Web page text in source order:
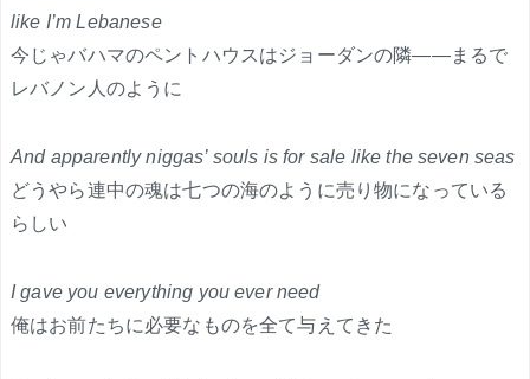
like I’m Lebanese
今じゃバハマのペントハウスはジョーダンの隣——まるで
レバノン人のように
And apparently niggas’ souls is for sale like the seven seas
どうやら連中の魂は七つの海のように売り物になっている
らしい
I gave you everything you ever need
俺はお前たちに必要なものを全て与えてきた